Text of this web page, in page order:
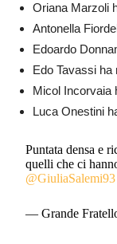
Oriana Marzoli
Antonella
Edoardo
Edo Tavassi ha
Micol Incorvaia
Luca Onestini
Puntata densa e
quelli che ci
@GiuliaSalemi93
— Grande